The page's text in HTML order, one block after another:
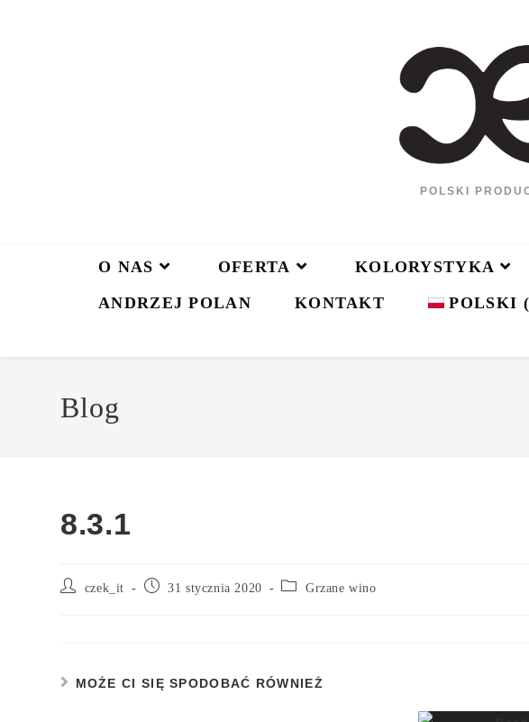
POLSKI
O NAS OFERTA KOLORYSTYKA
ANDRZEJ POLAN
KONTAKT POLSKI (
Blog
8.3.1
czek_it 31 stycznia 2020 Grzane wino
MOŻE CI SIĘ SPODOBAĆ RÓWNIEŻ